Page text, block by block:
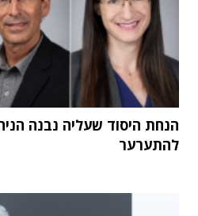
הנחת היסוד שעליה נבנה
להתערער